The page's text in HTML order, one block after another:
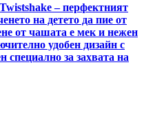
– перфектният
на детето да пие от
от чашата е мек и нежен
удобен дизайн с
специално за захвата на